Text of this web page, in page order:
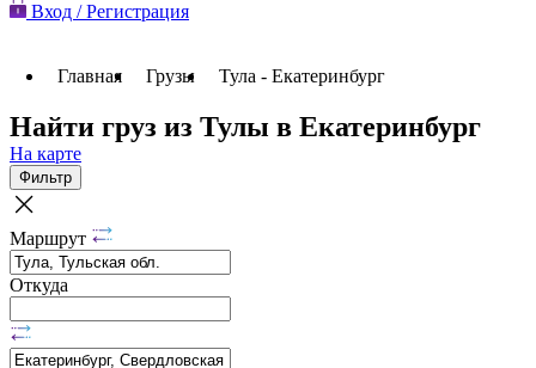
Вход / Регистрация
Главная Грузы Тула - Екатеринбург
Найти груз из Тулы в Екатеринбург
На карте
Фильтр
Маршрут
Откуда